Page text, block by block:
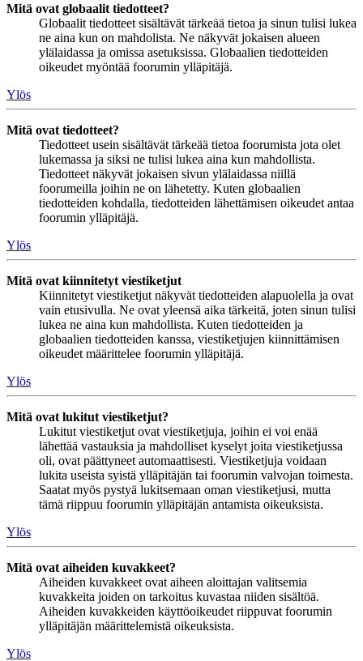
Mitä ovat globaalit tiedotteet?
Globaalit tiedotteet sisältävät tärkeää tietoa ja sinun tulisi lukea
ne aina kun on mahdolista. Ne näkyvät jokaisen alueen
ylälaidassa ja omissa asetuksissa. Globaalien tiedotteiden
oikeudet myöntää foorumin ylläpitäjä.
Ylös
Mitä ovat tiedotteet?
Tiedotteet usein sisältävät tärkeää tietoa foorumista jota olet
lukemassa ja siksi ne tulisi lukea aina kun mahdollista.
Tiedotteet näkyvät jokaisen sivun ylälaidassa niillä
foorumeilla joihin ne on lähetetty. Kuten globaalien
tiedotteiden kohdalla, tiedotteiden lähettämisen oikeudet antaa
foorumin ylläpitäjä.
Ylös
Mitä ovat kiinnitetyt viestiketjut
Kiinnitetyt viestiketjut näkyvät tiedotteiden alapuolella ja ovat
vain etusivulla. Ne ovat yleensä aika tärkeitä, joten sinun tulisi
lukea ne aina kun mahdollista. Kuten tiedotteiden ja
globaalien tiedotteiden kanssa, viestiketjujen kiinnittämisen
oikeudet määrittelee foorumin ylläpitäjä.
Ylös
Mitä ovat lukitut viestiketjut?
Lukitut viestiketjut ovat viestiketjuja, joihin ei voi enää
lähettää vastauksia ja mahdolliset kyselyt joita viestiketjussa
oli, ovat päättyneet automaattisesti. Viestiketjuja voidaan
lukita useista syistä ylläpitäjän tai foorumin valvojan toimesta.
Saatat myös pystyä lukitsemaan oman viestiketjusi, mutta
tämä riippuu foorumin ylläpitäjän antamista oikeuksista.
Ylös
Mitä ovat aiheiden kuvakkeet?
Aiheiden kuvakkeet ovat aiheen aloittajan valitsemia
kuvakkeita joiden on tarkoitus kuvastaa niiden sisältöä.
Aiheiden kuvakkeiden käyttöoikeudet riippuvat foorumin
ylläpitäjän määrittelemistä oikeuksista.
Ylös